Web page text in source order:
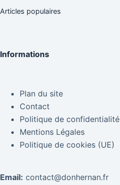
Articles populaires
Informations
Plan du site
Contact
Politique de confidentialité
Mentions Légales
Politique de cookies (UE)
Email: contact@donhernan.fr